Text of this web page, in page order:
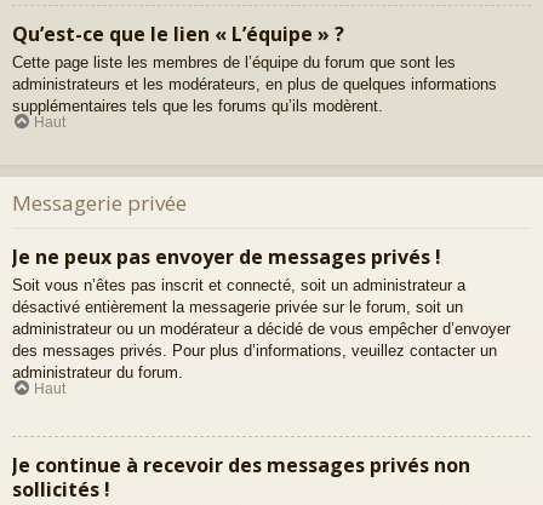
Qu’est-ce que le lien « L’équipe » ?
Cette page liste les membres de l’équipe du forum que sont les
administrateurs et les modérateurs, en plus de quelques informations
supplémentaires tels que les forums qu’ils modèrent.
Haut
Messagerie privée
Je ne peux pas envoyer de messages privés !
Soit vous n’êtes pas inscrit et connecté, soit un administrateur a
désactivé entièrement la messagerie privée sur le forum, soit un
administrateur ou un modérateur a décidé de vous empêcher d’envoyer
des messages privés. Pour plus d’informations, veuillez contacter un
administrateur du forum.
Haut
Je continue à recevoir des messages privés non
sollicités !